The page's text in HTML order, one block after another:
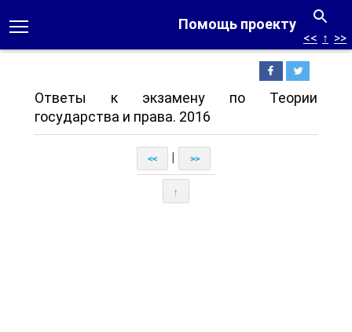
Помощь проекту
<< ↑ >>
Ответы к экзамену по Теории
государства и права. 2016
<< >>
↑